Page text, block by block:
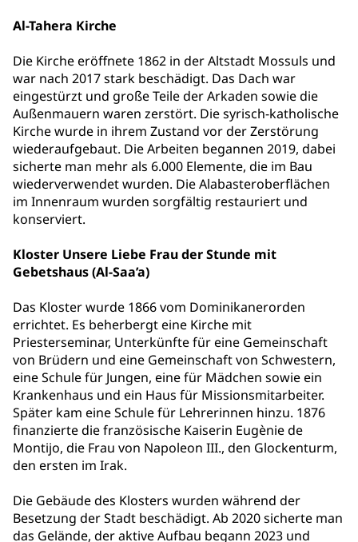
Al-Tahera Kirche
Die Kirche eröffnete 1862 in der Altstadt Mossuls und
war nach 2017 stark beschädigt. Das Dach war
eingestürzt und große Teile der Arkaden sowie die
Außenmauern waren zerstört. Die syrisch-katholische
Kirche wurde in ihrem Zustand vor der Zerstörung
wiederaufgebaut. Die Arbeiten begannen 2019, dabei
sicherte man mehr als 6.000 Elemente, die im Bau
wiederverwendet wurden. Die Alabasteroberflächen
im Innenraum wurden sorgfältig restauriert und
konserviert.
Kloster Unsere Liebe Frau der Stunde mit
Gebetshaus (Al-Saa’a)
Das Kloster wurde 1866 vom Dominikanerorden
errichtet. Es beherbergt eine Kirche mit
Priesterseminar, Unterkünfte für eine Gemeinschaft
von Brüdern und eine Gemeinschaft von Schwestern,
eine Schule für Jungen, eine für Mädchen sowie ein
Krankenhaus und ein Haus für Missionsmitarbeiter.
Später kam eine Schule für Lehrerinnen hinzu. 1876
finanzierte die französische Kaiserin Eugènie de
Montijo, die Frau von Napoleon III., den Glockenturm,
den ersten im Irak.
Die Gebäude des Klosters wurden während der
Besetzung der Stadt beschädigt. Ab 2020 sicherte man
das Gelände, der aktive Aufbau begann 2023 und